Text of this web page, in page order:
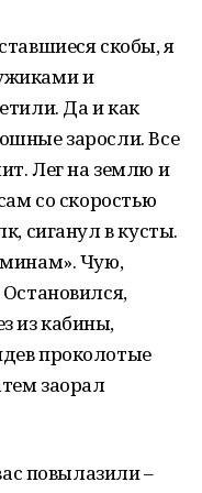
скобы, я
и
Да и как
заросли. Все
Лег на землю и
со скоростью
сиганул в кусты.
Чую,
из кабины,
проколотые
заорал
повылазили –